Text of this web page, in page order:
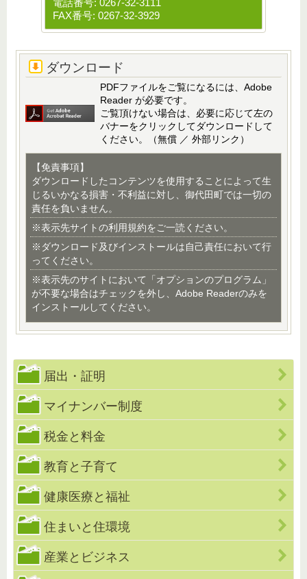
電話番号: 0267-32-3111
FAX番号: 0267-32-3929
ダウンロード
PDFファイルをご覧になるには、Adobe
Reader が必要です。
ご覧頂けない場合は、必要に応じて左の
バナーをクリックしてダウンロードして
ください。（無償 ／ 外部リンク）
【免責事項】
ダウンロードしたコンテンツを使用することによって生
じるいかなる損害・不利益に対し、御代田町では一切の
責任を負いません。
※表示先サイトの利用規約をご一読ください。
※ダウンロード及びインストールは自己責任において行
ってください。
※表示先のサイトにおいて「オプションのプログラム」
が不要な場合はチェックを外し、Adobe Readerのみを
インストールしてください。
届出・証明
マイナンバー制度
税金と料金
教育と子育て
健康医療と福祉
住まいと住環境
産業とビジネス